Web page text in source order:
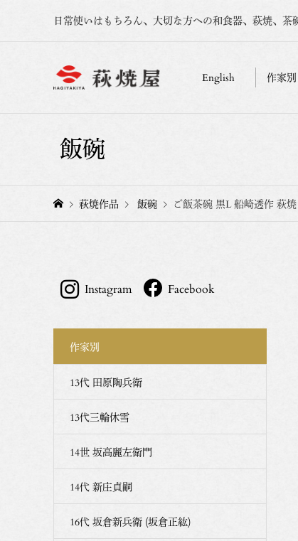
日常使いはもちろん、大切な方への和食器、萩焼、茶
English 作家別
飯碗
萩焼作品 飯碗 ご飯茶碗 黒L 船崎透作 萩焼
Instagram Facebook
作家別
13代 田原陶兵衛
13代三輪休雪
14世 坂高麗左衛門
14代 新庄貞嗣
16代 坂倉新兵衛 (坂倉正紘)